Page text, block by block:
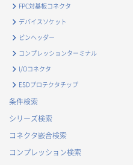
FPC対基板コネクタ
デバイスソケット
ピンヘッダー
コンプレッションターミナル
I/Oコネクタ
ESDプロテクタチップ
条件検索
シリーズ検索
コネクタ嵌合検索
コンプレッション検索